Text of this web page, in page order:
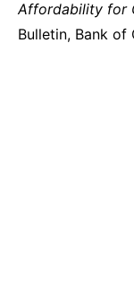
Affordability for
Bulletin, Bank of